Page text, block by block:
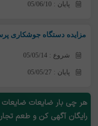
پایان : 05/06/10
مزایده دستگاه جوشکاری
شروع : 05/05/14
پایان : 05/05/27
هر چی بار ضایعات
رایگان آگهی کن و طعم